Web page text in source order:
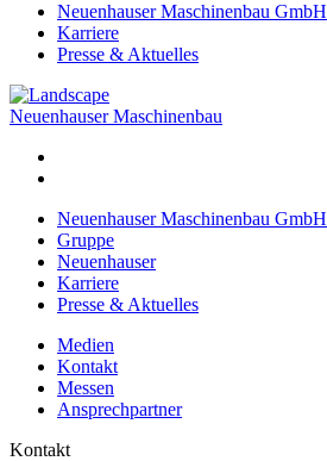
Neuenhauser Maschinenbau GmbH
Karriere
Presse & Aktuelles
Neuenhauser Maschinenbau
Neuenhauser Maschinenbau GmbH
Gruppe
Neuenhauser
Karriere
Presse & Aktuelles
Medien
Kontakt
Messen
Ansprechpartner
Kontakt